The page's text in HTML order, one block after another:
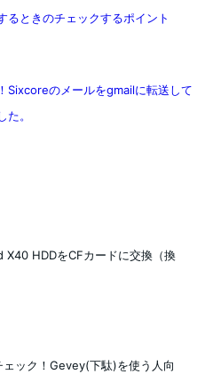
るときのチェックするポイント
Sixcoreのメールをgmailに転送して
。
HDDをCFカードに交換（換
ック！Gevey(下駄)を使う人向